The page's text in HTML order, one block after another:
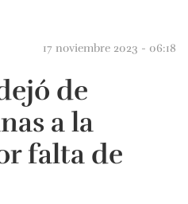
17 noviembre 2023 - 06:18
de
a la
falta de